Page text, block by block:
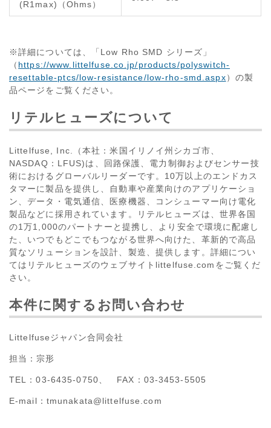
(R1max)（Ohms）
※詳細については、「Low Rho SMD シリーズ」
（ https://www.littelfuse.co.jp/products/polyswitch-
resettable-ptcs/low-resistance/low-rho-smd.aspx）の製
品ページをご覧ください。
リテルヒューズについて
Littelfuse, Inc.（本社：米国イリノイ州シカゴ市、
NASDAQ：LFUS)は、回路保護、電力制御およびセンサー技
術におけるグローバルリーダーです。10万以上のエンドカス
タマーに製品を提供し、自動車や産業向けのアプリケーショ
ン、データ・電気通信、医療機器、コンシューマー向け電化
製品などに採用されています。リテルヒューズは、世界各国
の1万1,000のパートナーと提携し、より安全で環境に配慮し
た、いつでもどこでもつながる世界へ向けた、革新的で高品
質なソリューションを設計、製造、提供します。詳細につい
てはリテルヒューズのウェブサイトlittelfuse.comをご覧くだ
さい。
本件に関するお問い合わせ
Littelfuseジャパン合同会社
担当：宗形
TEL：03-6435-0750、 FAX：03-3453-5505
E-mail：tmunakata@littelfuse.com